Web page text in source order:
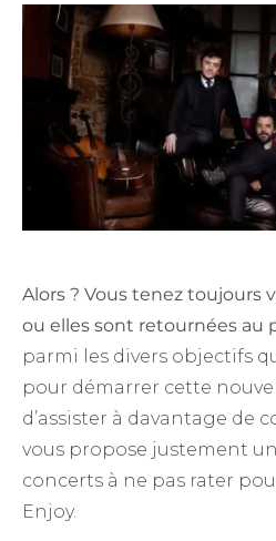
Alors ? Vous tenez toujours
ou elles sont retournées au
parmi les divers objectifs
pour démarrer cette
d’assister à davantage de
vous propose justement
concerts à ne pas rater
Enjoy.